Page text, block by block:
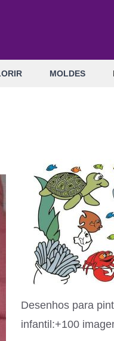
MOLDES
Desenhos para
infantil:+100